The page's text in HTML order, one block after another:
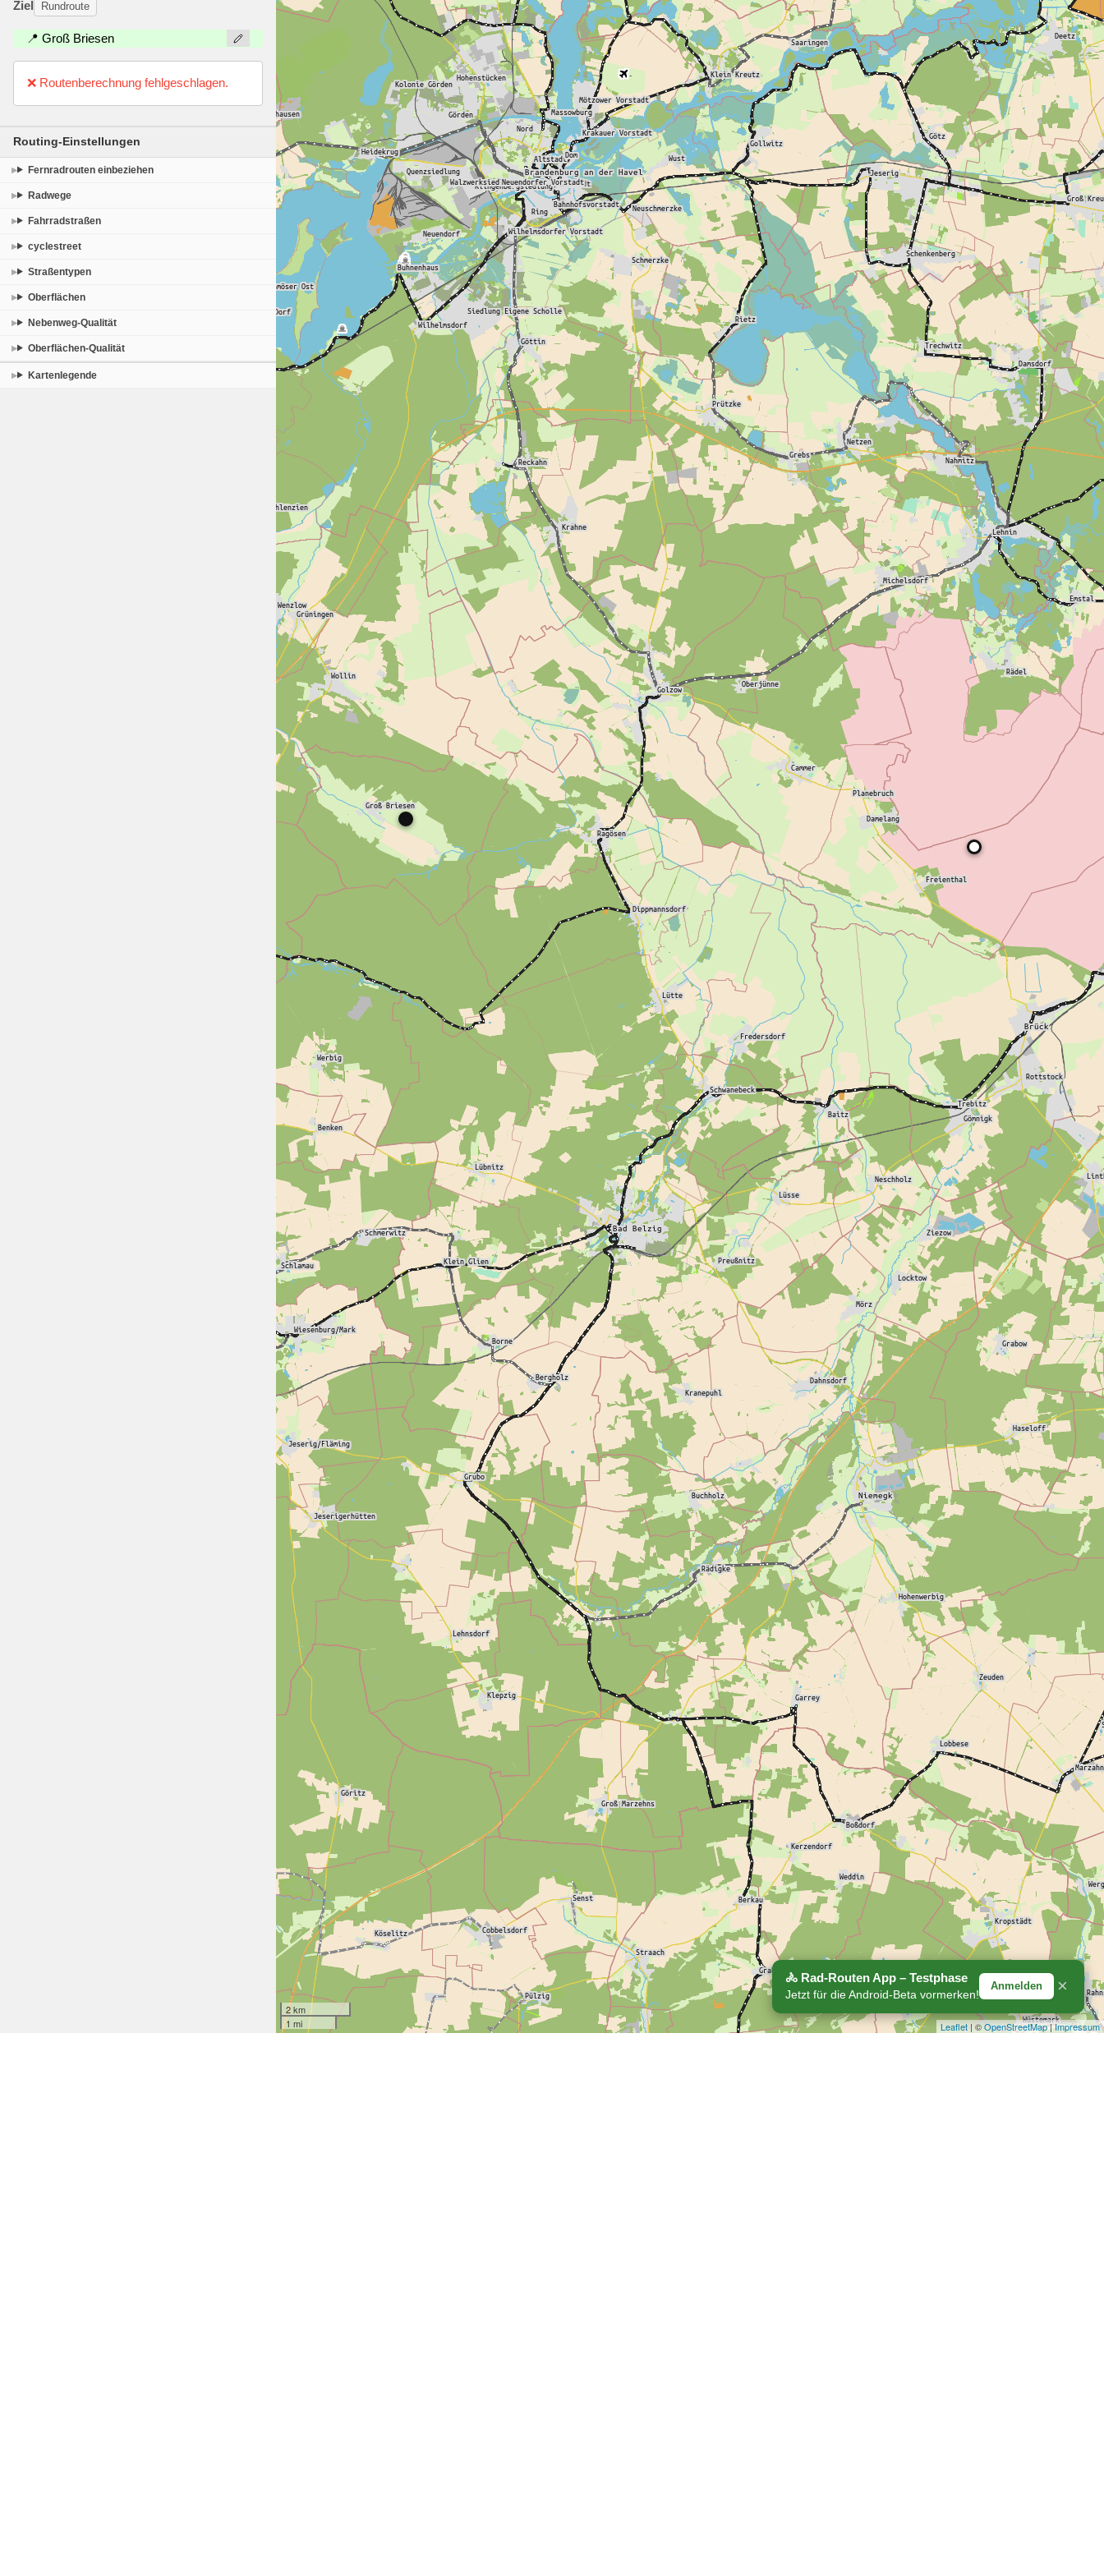
Ziel Rundroute
📍 Groß Briesen
❌ Routenberechnung fehlgeschlagen.
2 km
1 mi
Leaflet| ©OpenStreetMap|Impressum
Routing-Einstellungen
Fernradrouten einbeziehen
Radwege
Fahrradstraßen
cyclestreet
Straßentypen
Oberflächen
Nebenweg-Qualität
Oberflächen-Qualität
Kartenlegende
🚴 Rad-Routen App – Testphase
Jetzt für die Android-Beta vormerken!
Anmelden ×